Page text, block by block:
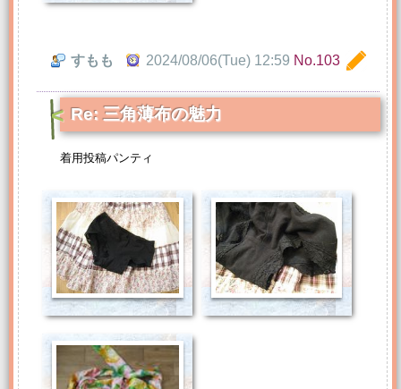
すもも 2024/08/06(Tue) 12:59 No.103
Re: 三角薄布の魅力
着用投稿パンティ